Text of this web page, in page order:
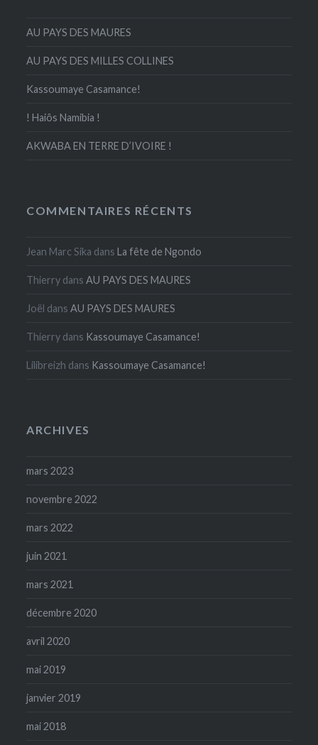
AU PAYS DES MAURES
AU PAYS DES MILLES COLLINES
Kassoumaye Casamance!
! Haiôs Namibia !
AKWABA EN TERRE D’IVOIRE !
COMMENTAIRES RÉCENTS
Jean Marc Sika dansLa fête de Ngondo
Thierry dansAU PAYS DES MAURES
Joël dansAU PAYS DES MAURES
Thierry dans Kassoumaye Casamance!
Lilibreizh dans Kassoumaye Casamance!
ARCHIVES
mars 2023
novembre 2022
mars 2022
juin 2021
mars 2021
décembre 2020
avril 2020
mai 2019
janvier 2019
mai 2018